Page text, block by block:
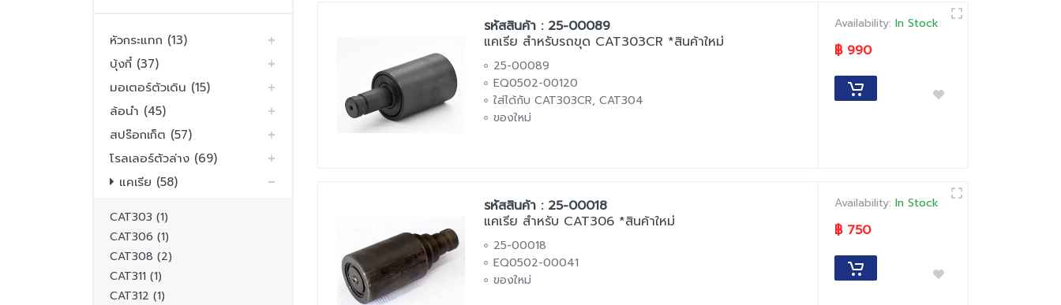
หัวกระแทก (13)
บุ้งกี๋ (37)
มอเตอร์ตัวเดิน (15)
ล้อนำ (45)
สปร๊อกเก็ต (57)
โรลเลอร์ตัวล่าง (69)
แคเรีย (58)
CAT303 (1)
CAT306 (1)
CAT308 (2)
CAT311 (1)
CAT312 (1)
รหัสสินค้า : 25-00089
แคเรีย สำหรับรถขุด CAT303CR *สินค้าใหม่
25-00089
EQ0502-00120
ใส่ได้กับ CAT303CR, CAT304
ของใหม่
Availability: In Stock
฿ 990
รหัสสินค้า : 25-00018
แคเรีย สำหรับ CAT306 *สินค้าใหม่
25-00018
EQ0502-00041
ของใหม่
Availability: In Stock
฿ 750